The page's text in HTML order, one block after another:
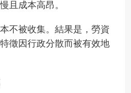
且成本高昂。
不被收集。結果是，勞資
徵因行政分散而被有效地